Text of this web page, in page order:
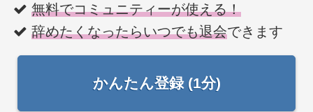
無料でコミュニティーが使える！
辞めたくなったらいつでも退会できます
かんたん登録 (1分)